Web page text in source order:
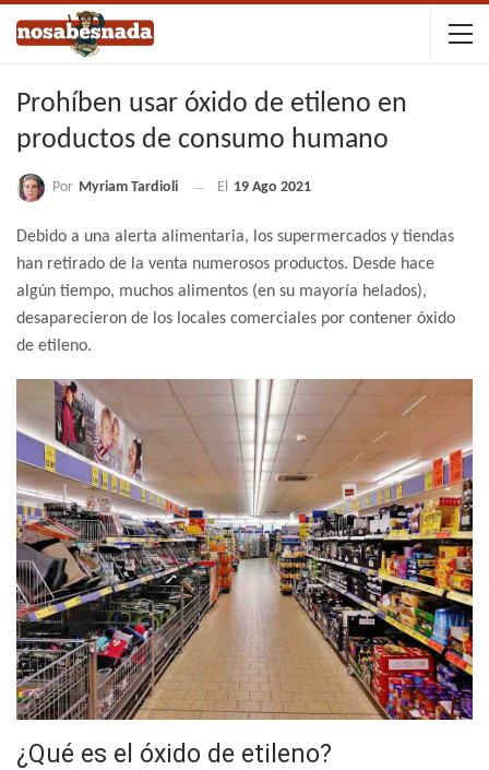
Prohíben usar óxido de etileno en
productos de consumo humano
Por Myriam Tardioli El 19 Ago 2021
Debido a una alerta alimentaria, los supermercados y tiendas
han retirado de la venta numerosos productos. Desde hace
algún tiempo, muchos alimentos (en su mayoría helados),
desaparecieron de los locales comerciales por contener óxido
de etileno.
¿Qué es el óxido de etileno?